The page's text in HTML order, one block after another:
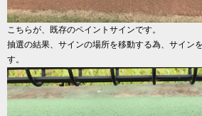
こちらが、既存のペイントサインです。
抽選の結果、サインの場所を移動する為、サイン
す。